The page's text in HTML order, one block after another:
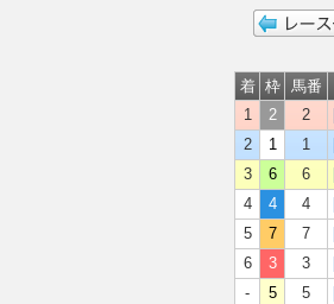
着 枠 馬番
1
2 2
2
1 1
3
6 6
4
4 4
5
7 7
6
3 3
-
5 5